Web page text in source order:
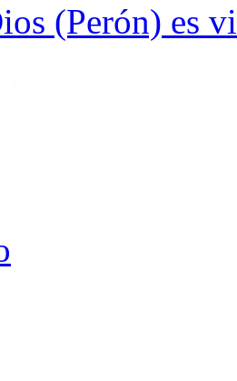
(Perón) es